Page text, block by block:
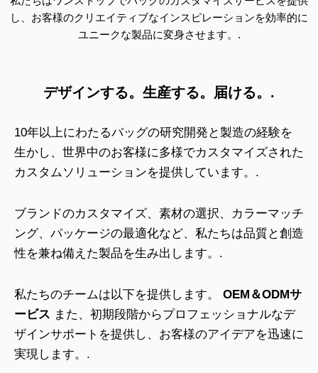
し、お客様のクリエイティブなインスピレーションを効率的に
ユニークな製品に変身させます。.
デザインする。生産する。届ける。.
10年以上にわたるバッグの研究開発と製造の経験を
生かし、世界中のお客様に多様でカスタマイズされた
カスタムソリューションを提供しています。.
ブランドのカスタマイズ、素材の選択、カラーマッチ
ング、パッケージの最適化など、私たちは品質と創造
性を兼ね備えた製品を生み出します。.
私たちのチームは以下を提供します。 OEM＆ODMサ
ービス また、初期段階からプロフェッショナルなデ
ザインサポートを提供し、お客様のアイデアを迅速に
実現します。.